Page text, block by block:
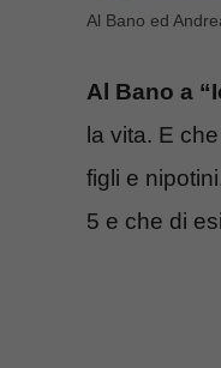
Al Bano ed
Al Bano a
la vita. E
figli e
5 e che di